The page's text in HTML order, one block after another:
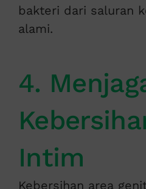
bakteri dari saluran
alami.
4.
Intim
Kebersihan area